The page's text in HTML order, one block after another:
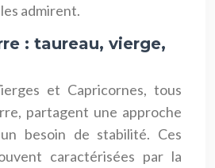
admirent.
: taureau, vierge,
et Capricornes, tous
partagent une approche
besoin de stabilité. Ces
caractérisées par la